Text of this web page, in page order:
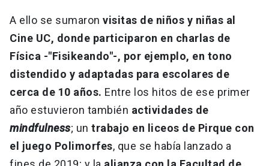
A ello se sumaron visitas de niños y niñas al
Cine UC, donde participaron en charlas de
Física -"Fisikeando"-, por ejemplo, en tono
distendido y adaptadas para escolares de
cerca de 10 años. Entre los hitos de ese primer
año estuvieron también actividades de
mindfulness; un trabajo en liceos de Pirque con
el juego Polimorfes, que se había lanzado a